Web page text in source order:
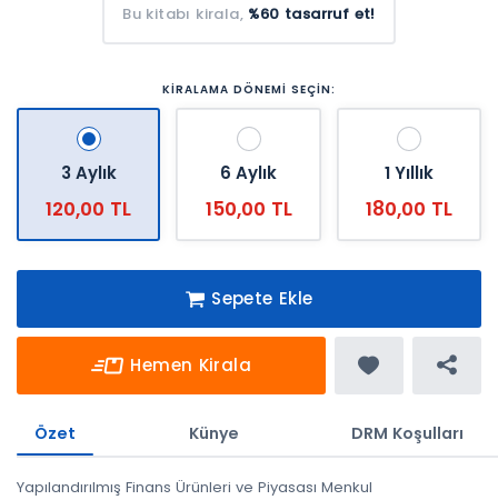
Bu kitabı kirala, %60 tasarruf et!
KİRALAMA DÖNEMİ SEÇİN:
3 Aylık
120,00 TL
6 Aylık
150,00 TL
1 Yıllık
180,00 TL
Sepete Ekle
Hemen Kirala
Özet Künye DRM Koşulları
Yapılandırılmış Finans Ürünleri ve Piyasası Menkul